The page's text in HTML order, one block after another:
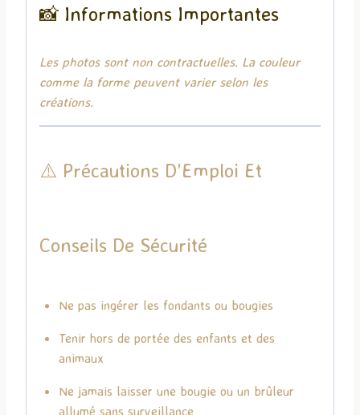
📸 Informations Importantes
Les photos sont non contractuelles. La couleur
comme la forme peuvent varier selon les
créations.
⚠️ Précautions D’Emploi Et
Conseils De Sécurité
Ne pas ingérer les fondants ou bougies
Tenir hors de portée des enfants et des
animaux
Ne jamais laisser une bougie ou un brûleur
allumé sans surveillance